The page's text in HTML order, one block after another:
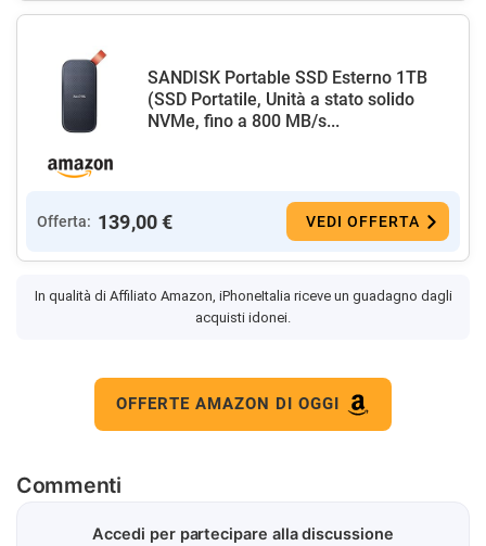
SANDISK Portable SSD Esterno 1TB
(SSD Portatile, Unità a stato solido
NVMe, fino a 800 MB/s...
Offerta: 139,00 € VEDI OFFERTA
In qualità di Affiliato Amazon, iPhoneItalia riceve un guadagno dagli
acquisti idonei.
OFFERTE AMAZON DI OGGI
Commenti
Accedi per partecipare alla discussione